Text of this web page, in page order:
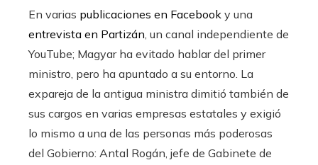
En varias publicaciones en Facebook y una
entrevista en Partizán, un canal independiente de
YouTube; Magyar ha evitado hablar del primer
ministro, pero ha apuntado a su entorno. La
expareja de la antigua ministra dimitió también de
sus cargos en varias empresas estatales y exigió
lo mismo a una de las personas más poderosas
del Gobierno: Antal Rogán, jefe de Gabinete de